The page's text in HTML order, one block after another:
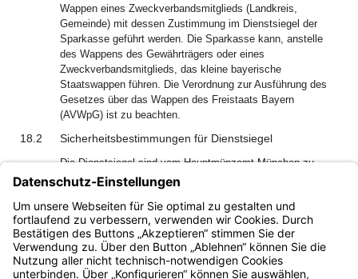
Wappen eines Zweckverbandsmitglieds (Landkreis,
Gemeinde) mit dessen Zustimmung im Dienstsiegel der
Sparkasse geführt werden. Die Sparkasse kann, anstelle
des Wappens des Gewährträgers oder eines
Zweckverbandsmitglieds, das kleine bayerische
Staatswappen führen. Die Verordnung zur Ausführung des
Gesetzes über das Wappen des Freistaats Bayern
(AVWpG) ist zu beachten.
18.2 Sicherheitsbestimmungen für Dienstsiegel
Die Dienstsiegel sind vom Hauptmünzamt München zu
beziehen. Die Verwendung anderer Siegel, insbesondere
von Gummisiegeln, ist untersagt. Zur Verhütung von
Missbrauch sind bei Lieferung neuer Siegel die alten beim
Hauptmünzamt ohne Wertersatz abzuliefern.
Bayern.de